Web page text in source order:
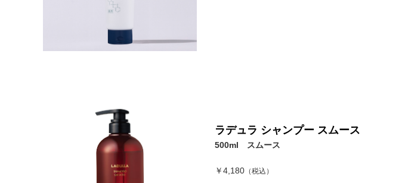
ラデュラ シャンプー スムース
500ml スムース
￥4,180 （税込）